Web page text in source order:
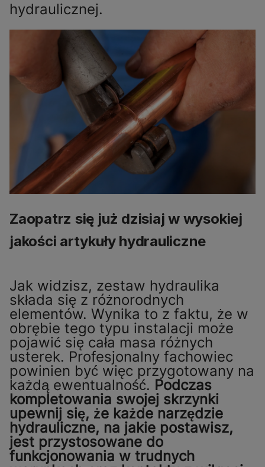
hydraulicznej.
Zaopatrz się już dzisiaj w wysokiej
jakości artykuły hydrauliczne
Jak widzisz, zestaw hydraulika
składa się z różnorodnych
elementów. Wynika to z faktu, że w
obrębie tego typu instalacji może
pojawić się cała masa różnych
usterek. Profesjonalny fachowiec
powinien być więc przygotowany na
każdą ewentualność. Podczas
kompletowania swojej skrzynki
upewnij się, że każde narzędzie
hydrauliczne, na jakie postawisz,
jest przystosowane do
funkcjonowania w trudnych